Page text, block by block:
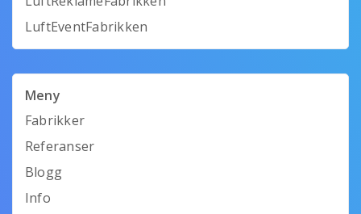
LuftEventFabrikken
Meny
Fabrikker
Referanser
Blogg
Info